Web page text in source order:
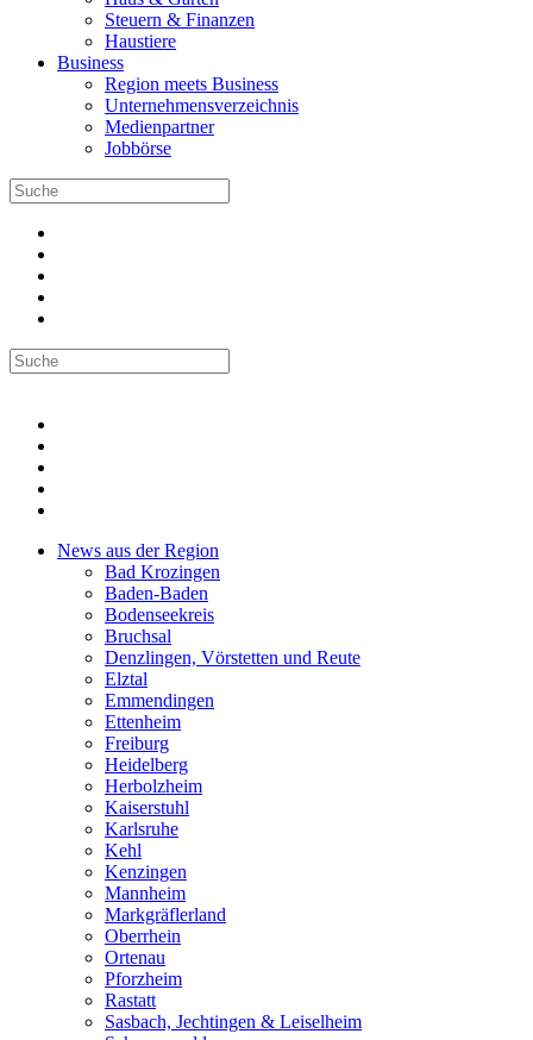
Steuern & Finanzen
Haustiere
Business
Region meets Business
Unternehmensverzeichnis
Medienpartner
Jobbörse
News aus der Region
Bad Krozingen
Baden-Baden
Bodenseekreis
Bruchsal
Denzlingen, Vörstetten und Reute
Elztal
Emmendingen
Ettenheim
Freiburg
Heidelberg
Herbolzheim
Kaiserstuhl
Karlsruhe
Kehl
Kenzingen
Mannheim
Markgräflerland
Oberrhein
Ortenau
Pforzheim
Rastatt
Sasbach, Jechtingen & Leiselheim